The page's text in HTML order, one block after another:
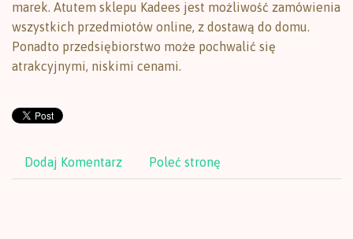
marek. Atutem sklepu Kadees jest możliwość zamówienia
wszystkich przedmiotów online, z dostawą do domu.
Ponadto przedsiębiorstwo może pochwalić się
atrakcyjnymi, niskimi cenami.
Dodaj Komentarz Poleć stronę